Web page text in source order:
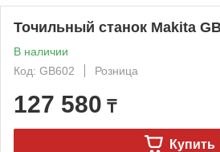
Точильный станок Makita
В наличии
Код: GB602
Розница
127 580 ₸
Купить